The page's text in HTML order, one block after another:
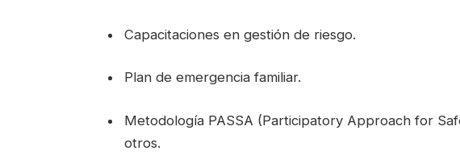
Capacitaciones en gestión de riesgo.
Plan de emergencia familiar.
Metodología PASSA (Participatory Approach for
otros.